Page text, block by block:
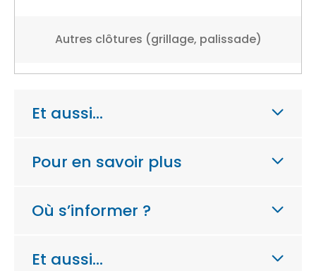
Autres clôtures (grillage, palissade)
Et aussi…
Pour en savoir plus
Où s’informer ?
Et aussi…